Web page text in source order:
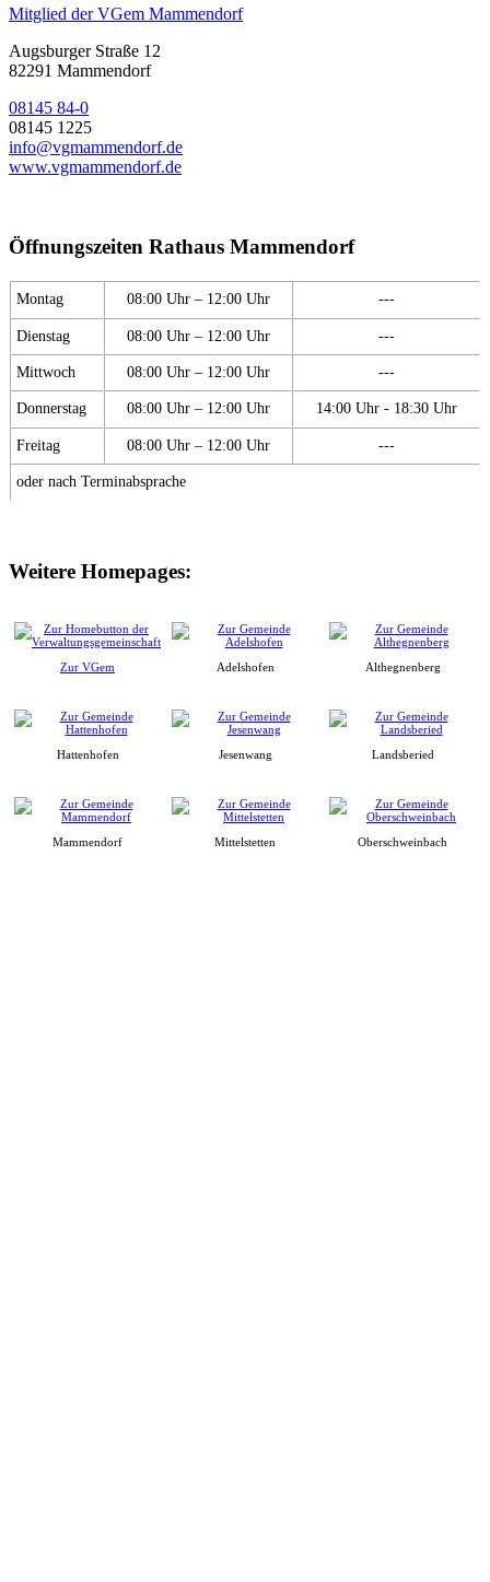
Mitglied der VGem Mammendorf
Augsburger Straße 12
82291 Mammendorf
08145 84-0
08145 1225
info@vgmammendorf.de
www.vgmammendorf.de
Öffnungszeiten Rathaus Mammendorf
Montag 08:00 Uhr – 12:00 Uhr ---
Dienstag 08:00 Uhr – 12:00 Uhr ---
Mittwoch 08:00 Uhr – 12:00 Uhr ---
Donnerstag 08:00 Uhr – 12:00 Uhr 14:00 Uhr - 18:30 Uhr
Freitag 08:00 Uhr – 12:00 Uhr ---
oder nach Terminabsprache
Weitere Homepages:
Zur VGem Adelshofen Althegnenberg
Hattenhofen Jesenwang Landsberied
Mammendorf Mittelstetten Oberschweinbach